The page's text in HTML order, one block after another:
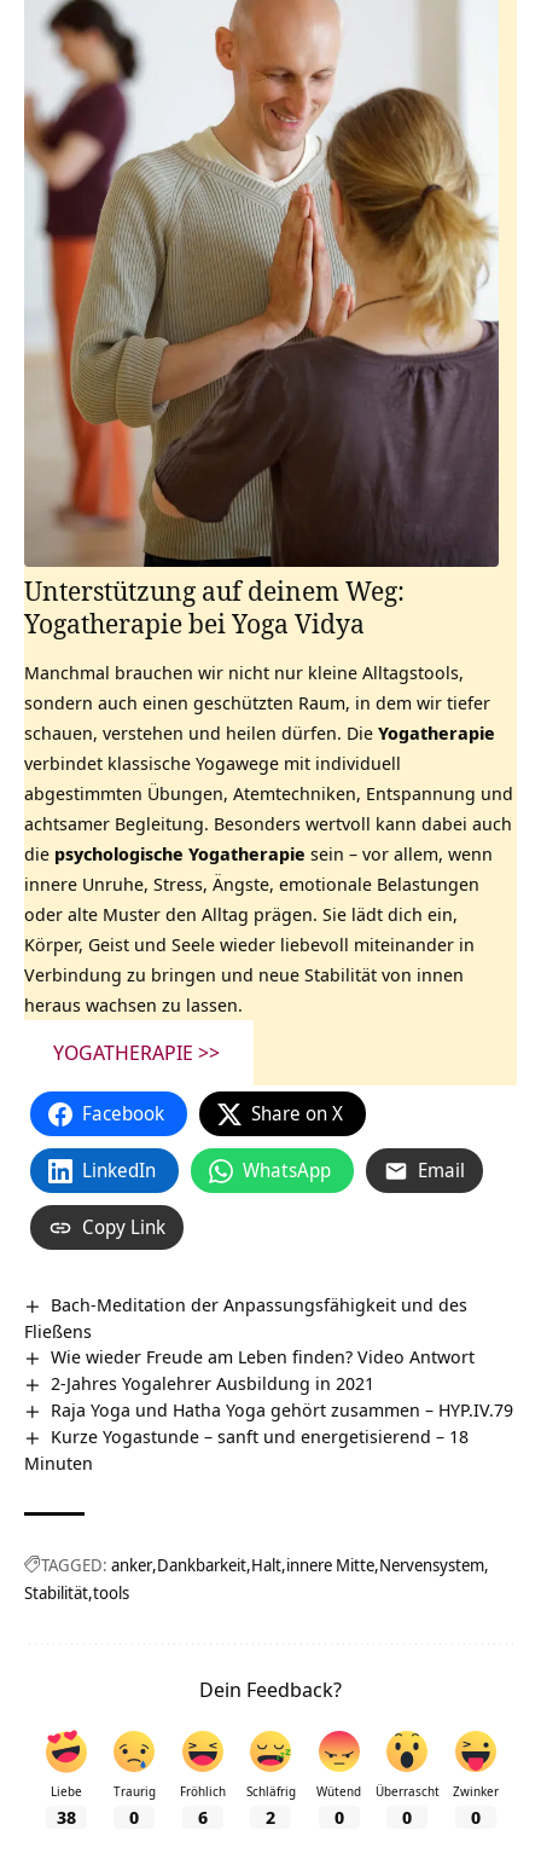
Unterstützung auf deinem Weg:
Yogatherapie bei Yoga Vidya
Manchmal brauchen wir nicht nur kleine Alltagstools,
sondern auch einen geschützten Raum, in dem wir tiefer
schauen, verstehen und heilen dürfen. Die Yogatherapie
verbindet klassische Yogawege mit individuell
abgestimmten Übungen, Atemtechniken, Entspannung und
achtsamer Begleitung. Besonders wertvoll kann dabei auch
die psychologische Yogatherapie sein – vor allem, wenn
innere Unruhe, Stress, Ängste, emotionale Belastungen
oder alte Muster den Alltag prägen. Sie lädt dich ein,
Körper, Geist und Seele wieder liebevoll miteinander in
Verbindung zu bringen und neue Stabilität von innen
heraus wachsen zu lassen.
YOGATHERAPIE >>
Facebook Share on X
LinkedIn WhatsApp Email
Copy Link
Bach-Meditation der Anpassungsfähigkeit und des
Fließens
Wie wieder Freude am Leben finden? Video Antwort
2-Jahres Yogalehrer Ausbildung in 2021
Raja Yoga und Hatha Yoga gehört zusammen – HYP.IV.79
Kurze Yogastunde – sanft und energetisierend – 18
Minuten
TAGGED: anker Dankbarkeit Halt innere Mitte Nervensystem
Stabilität tools
Dein Feedback?
Liebe
38
Traurig
0
Fröhlich
6
Schläfrig
2
Wütend
0
Überrascht
0
Zwinker
0